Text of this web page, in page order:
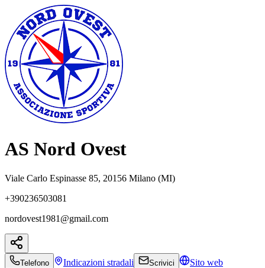
AS Nord Ovest
Viale Carlo Espinasse 85, 20156 Milano (MI)
+390236503081
nordovest1981@gmail.com
Telefono Indicazioni stradali Scrivici Sito web